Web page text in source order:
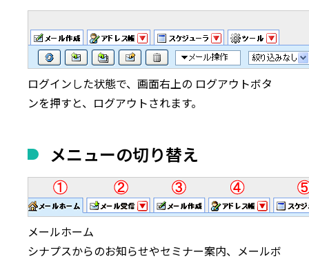
ログインした状態で、画面右上の ログアウトボタ
ンを押すと、ログアウトされます。
メニューの切り替え
メールホーム
シナプスからのお知らせやセミナー案内、メールボ